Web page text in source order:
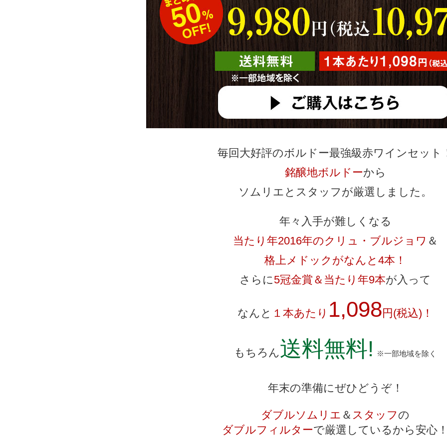
毎回大好評のボルドー最強級赤ワインセット
銘醸地ボルドーから
ソムリエとスタッフが厳選しました。
年々入手が難しくなる
当たり年2016年のクリュ・ブルジョワ ＆
格上メドックがなんと4本！
さらに5冠金賞＆当たり年9本が入って
なんと １本あたり 1,098 円(税込)！
もちろん送料無料! ※一部地域を除く
年末の準備にぜひどうぞ！
ダブルソムリエ ＆ スタッフの
ダブルフィルターで厳選しているから安心